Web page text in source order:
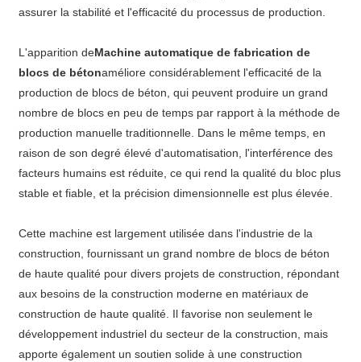
assurer la stabilité et l'efficacité du processus de production.
L'apparition deMachine automatique de fabrication de
blocs de bétonaméliore considérablement l'efficacité de la
production de blocs de béton, qui peuvent produire un grand
nombre de blocs en peu de temps par rapport à la méthode de
production manuelle traditionnelle. Dans le même temps, en
raison de son degré élevé d'automatisation, l'interférence des
facteurs humains est réduite, ce qui rend la qualité du bloc plus
stable et fiable, et la précision dimensionnelle est plus élevée.
Cette machine est largement utilisée dans l'industrie de la
construction, fournissant un grand nombre de blocs de béton
de haute qualité pour divers projets de construction, répondant
aux besoins de la construction moderne en matériaux de
construction de haute qualité. Il favorise non seulement le
développement industriel du secteur de la construction, mais
apporte également un soutien solide à une construction